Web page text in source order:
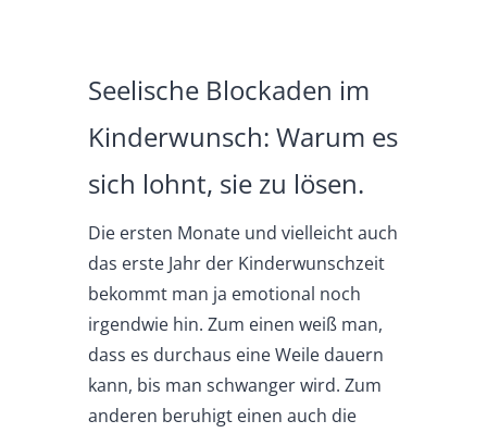
Seelische Blockaden im
Kinderwunsch: Warum es
sich lohnt, sie zu lösen.
Die ersten Monate und vielleicht auch
das erste Jahr der Kinderwunschzeit
bekommt man ja emotional noch
irgendwie hin. Zum einen weiß man,
dass es durchaus eine Weile dauern
kann, bis man schwanger wird. Zum
anderen beruhigt einen auch die